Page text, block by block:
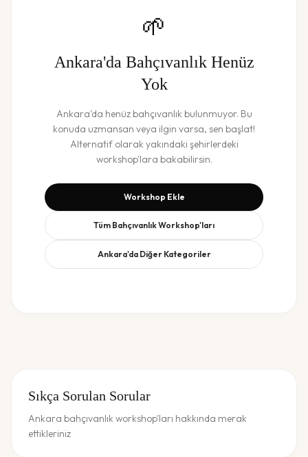
🌱
Ankara'da BahçıvanlıkHenüz
Yok
Ankara'da henüzbahçıvanlık bulunmuyor. Bu
konuda uzmansan veya ilgin varsa, sen başlat!
Alternatif olarak yakındaki şehirlerdeki
workshop'lara bakabilirsin.
Workshop Ekle
Tüm BahçıvanlıkWorkshop'ları
Ankara'da Diğer Kategoriler
Sıkça Sorulan Sorular
Ankara bahçıvanlık workshop'ları hakkında merak
ettikleriniz